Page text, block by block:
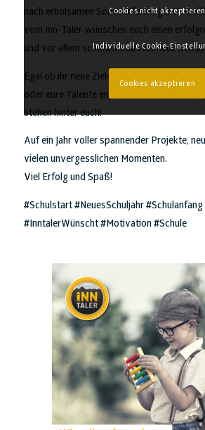
nach erholsamen Sommerferien geht’s
vom Inn-Taler wünschen euch einen
und vor allem schönen Start ins neue
Egal ob ihr neue Ziele erreicht, neue
oder eure Talente entdeckt – wir drücken
stehen hinter euch!
Auf ein Jahr voller spannender Projekte,
vielen unvergesslichen Momenten.
Viel Erfolg und Spaß!
#Schulstart #NeuesSchuljahr
#InntalerWünscht #Motivation #Schule
Cookies nicht akzeptieren
Individuelle Cookie-
Cookies akzeptieren